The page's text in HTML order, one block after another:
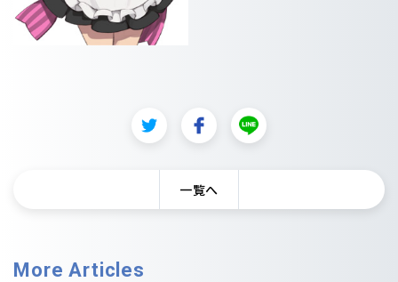
一覧へ
More Articles